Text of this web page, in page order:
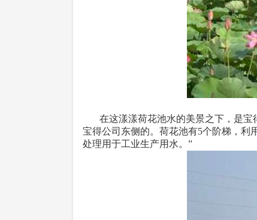
在这漾漾荷花池水的美景之下，是宝
宝得公司东侧的。荷花池有5个阶梯，利
处理用于工业生产用水。”